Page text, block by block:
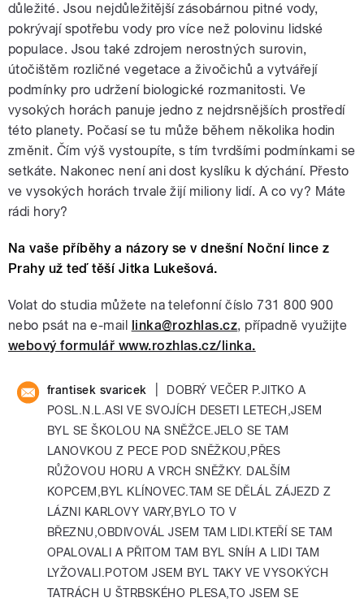
důležité. Jsou nejdůležitější zásobárnou pitné vody,
pokrývají spotřebu vody pro více než polovinu lidské
populace. Jsou také zdrojem nerostných surovin,
útočištěm rozličné vegetace a živočichů a vytvářejí
podmínky pro udržení biologické rozmanitosti. Ve
vysokých horách panuje jedno z nejdrsnějších prostředí
této planety. Počasí se tu může během několika hodin
změnit. Čím výš vystoupíte, s tím tvrdšími podmínkami se
setkáte. Nakonec není ani dost kyslíku k dýchání. Přesto
ve vysokých horách trvale žijí miliony lidí. A co vy? Máte
rádi hory?
Na vaše příběhy a názory se v dnešní Noční lince z
Prahy už teď těší Jitka Lukešová.
Volat do studia můžete na telefonní číslo 731 800 900
nebo psát na e-mail linka@rozhlas.cz, případně využijte
webový formulář www.rozhlas.cz/linka.
frantisek svaricek
DOBRÝ VEČER P.JITKO A
POSL.N.L.ASI VE SVOJÍCH DESETI LETECH,JSEM
BYL SE ŠKOLOU NA SNĚŽCE.JELO SE TAM
LANOVKOU Z PECE POD SNĚŽKOU,PŘES
RŮŽOVOU HORU A VRCH SNĚŽKY. DALŠÍM
KOPCEM,BYL KLÍNOVEC.TAM SE DĚLÁL ZÁJEZD Z
LÁZNI KARLOVY VARY,BYLO TO V
BŘEZNU,OBDIVOVÁL JSEM TAM LIDI.KTEŘÍ SE TAM
OPALOVALI A PŘITOM TAM BYL SNÍH A LIDI TAM
LYŽOVALI.POTOM JSEM BYL TAKY VE VYSOKÝCH
TATRÁCH U ŠTRBSKÉHO PLESA,TO JSEM SE